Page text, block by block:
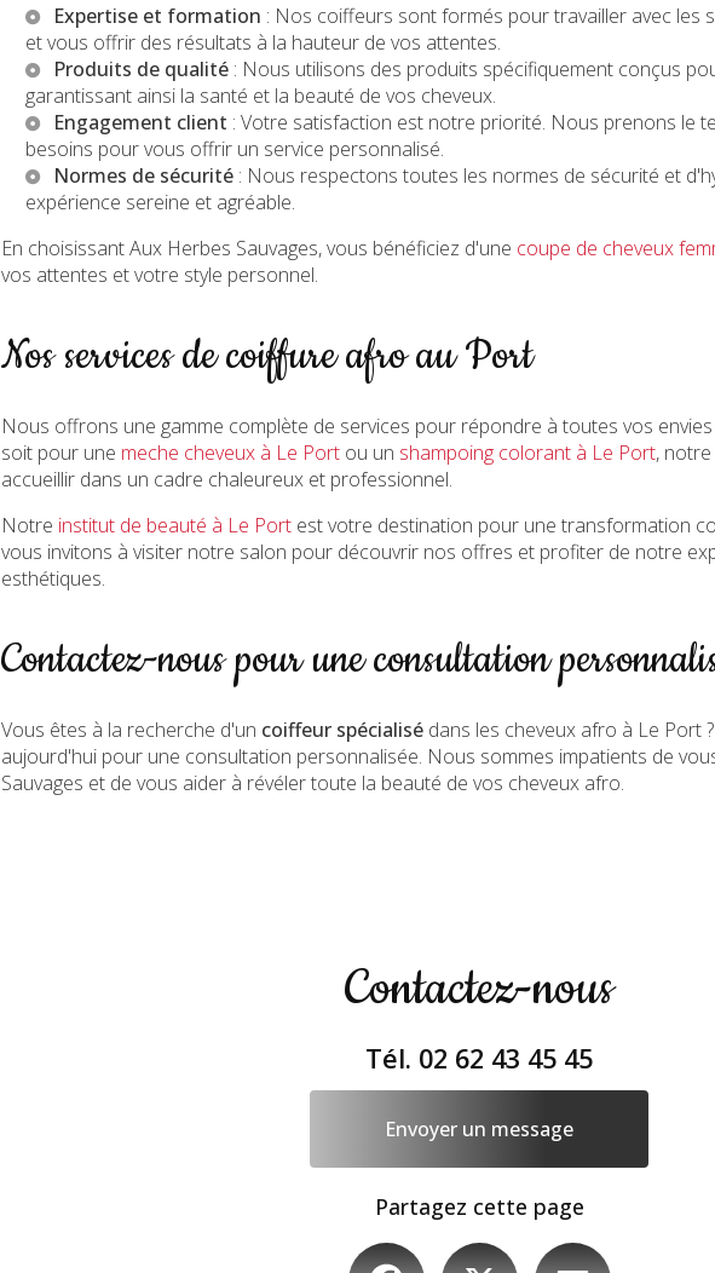
Expertise et formation : Nos coiffeurs sont formés pour travailler avec les
et vous offrir des résultats à la hauteur de vos attentes.
Produits de qualité : Nous utilisons des produits spécifiquement conçus
garantissant ainsi la santé et la beauté de vos cheveux.
Engagement client : Votre satisfaction est notre priorité. Nous prenons le
besoins pour vous offrir un service personnalisé.
Normes de sécurité : Nous respectons toutes les normes de sécurité et
expérience sereine et agréable.
En choisissant Aux Herbes Sauvages, vous bénéficiez d'une coupe de cheveux
vos attentes et votre style personnel.
Nos services de coiffure afro au Port
Nous offrons une gamme complète de services pour répondre à toutes vos
soit pour une meche cheveux à Le Port ou un shampoing colorant à Le Port,
accueillir dans un cadre chaleureux et professionnel.
Notre institut de beauté à Le Port est votre destination pour une transformation
vous invitons à visiter notre salon pour découvrir nos offres et profiter de notre
esthétiques.
Contactez-nous pour une consultation
Vous êtes à la recherche d'un coiffeur spécialisé dans les cheveux afro à Le Port
aujourd'hui pour une consultation personnalisée. Nous sommes impatients de
Sauvages et de vous aider à révéler toute la beauté de vos cheveux afro.
Contactez-nous
Tél. 02 62 43 45 45
Envoyer un message
Partagez cette page
Facebook